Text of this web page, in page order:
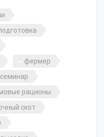
фермер
семинар
рационы
скот